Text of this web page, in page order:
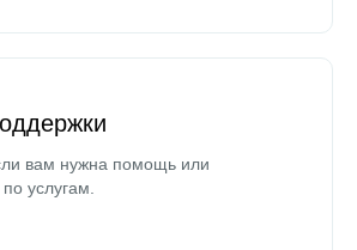
вам нужна помощь или
услугам.